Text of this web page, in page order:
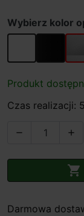
Wybierz kolor
biały czarny
Produkt
Czas realizacji:
 

Darmowa